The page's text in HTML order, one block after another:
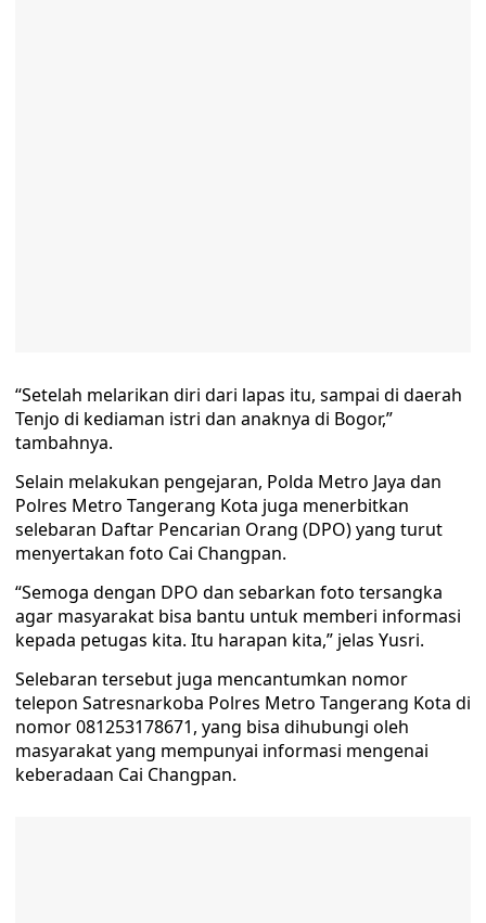
“Setelah melarikan diri dari lapas itu, sampai di daerah
Tenjo di kediaman istri dan anaknya di Bogor,”
tambahnya.
Selain melakukan pengejaran, Polda Metro Jaya dan
Polres Metro Tangerang Kota juga menerbitkan
selebaran Daftar Pencarian Orang (DPO) yang turut
menyertakan foto Cai Changpan.
“Semoga dengan DPO dan sebarkan foto tersangka
agar masyarakat bisa bantu untuk memberi informasi
kepada petugas kita. Itu harapan kita,” jelas Yusri.
Selebaran tersebut juga mencantumkan nomor
telepon Satresnarkoba Polres Metro Tangerang Kota di
nomor 081253178671, yang bisa dihubungi oleh
masyarakat yang mempunyai informasi mengenai
keberadaan Cai Changpan.